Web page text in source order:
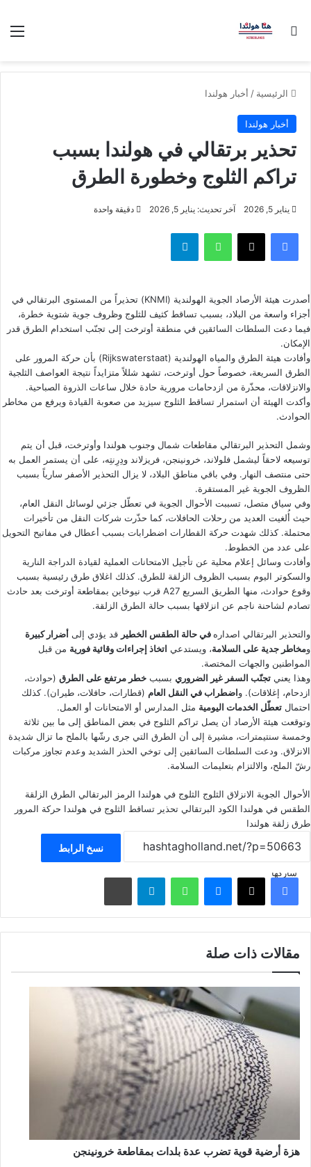
بحث عن
الرئيسية / أخبار هولندا
أخبار هولندا
تحذير برتقالي في هولندا بسبب
تراكم الثلوج وخطورة الطرق
يناير 5, 2026 آخر تحديث: يناير 5, 2026 دقيقة واحدة
فيسبوك ‫X واتساب تيلقرام
أصدرت هيئة الأرصاد الجوية الهولندية (KNMI) تحذيراً من المستوى البرتقالي في
أجزاء واسعة من البلاد، بسبب تساقط كثيف للثلوج وظروف جوية شتوية خطرة،
فيما دعت السلطات السائقين في منطقة أوترخت إلى تجنّب استخدام الطرق قدر
الإمكان.
وأفادت هيئة الطرق والمياه الهولندية (Rijkswaterstaat) بأن حركة المرور على
الطرق السريعة، خصوصاً حول أوترخت، تشهد شللاً متزايداً نتيجة العواصف الثلجية
والانزلاقات، محذّرة من ازدحامات مرورية حادة خلال ساعات الذروة الصباحية.
وأكدت الهيئة أن استمرار تساقط الثلوج سيزيد من صعوبة القيادة ويرفع من مخاطر
الحوادث.
وشمل التحذير البرتقالي مقاطعات شمال وجنوب هولندا وأوترخت، قبل أن يتم
توسيعه لاحقاً ليشمل فلولاند، خرونينجن، فريزلاند ودِرِنتِه، على أن يستمر العمل به
حتى منتصف النهار. وفي باقي مناطق البلاد، لا يزال التحذير الأصفر سارياً بسبب
الظروف الجوية غير المستقرة.
وفي سياق متصل، تسببت الأحوال الجوية في تعطّل جزئي لوسائل النقل العام،
حيث أُلغيت العديد من رحلات الحافلات، كما حذّرت شركات النقل من تأخيرات
محتملة. كذلك شهدت حركة القطارات اضطرابات بسبب أعطال في مفاتيح التحويل
على عدد من الخطوط.
وأفادت وسائل إعلام محلية عن تأجيل الامتحانات العملية لقيادة الدراجة النارية
والسكوتر اليوم بسبب الظروف الزلقة للطرق. كذلك اغلاق طرق رئيسية بسبب
وقوع حوادث، منها الطريق السريع A27 قرب نيوخاين بمقاطعة أوترخت بعد حادث
تصادم لشاحنة ناجم عن انزلاقها بسبب حالة الطرق الزلقة.
والتحذير البرتقالي اصداره في حالة الطقس الخطير قد يؤدي إلى أضرار كبيرة
ومخاطر جدية على السلامة، ويستدعي اتخاذ إجراءات وقائية فورية من قبل
المواطنين والجهات المختصة.
وهذا يعني تجنّب السفر غير الضروري بسبب خطر مرتفع على الطرق (حوادث،
ازدحام، إغلاقات). واضطراب في النقل العام (قطارات، حافلات، طيران). كذلك
احتمال تعطّل الخدمات اليومية مثل المدارس أو الامتحانات أو العمل.
وتوقعت هيئة الأرصاد أن يصل تراكم الثلوج في بعض المناطق إلى ما بين ثلاثة
وخمسة سنتيمترات، مشيرة إلى أن الطرق التي جرى رشّها بالملح ما تزال شديدة
الانزلاق. ودعت السلطات السائقين إلى توخي الحذر الشديد وعدم تجاوز مركبات
رشّ الملح، والالتزام بتعليمات السلامة.
الأحوال الجوية الانزلاق الثلوج الثلوج في هولندا الرمز البرتقالي الطرق الزلقة
الطقس في هولندا الكود البرتقالي تحذير تساقط الثلوج في هولندا حركة المرور
طرق زلقة هولندا
نسخ الرابط
شاركهافيسبوك ‫X ماسنجر واتساب تيلقرام مشاركة عبر البريد
مقالات ذات صلة
هزة أرضية قوية تضرب عدة بلدات بمقاطعة خرونينجن